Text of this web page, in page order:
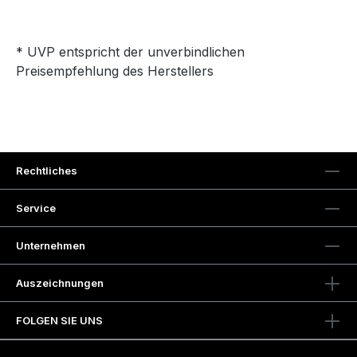
* UVP entspricht der unverbindlichen
Preisempfehlung des Herstellers
Rechtliches
Service
Unternehmen
Auszeichnungen
FOLGEN SIE UNS